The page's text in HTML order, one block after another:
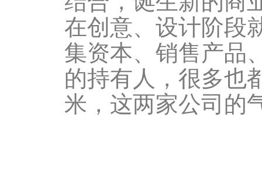
在创意、设计阶段
集资本、销售产品
的持有人，很多
米，这两家公司的